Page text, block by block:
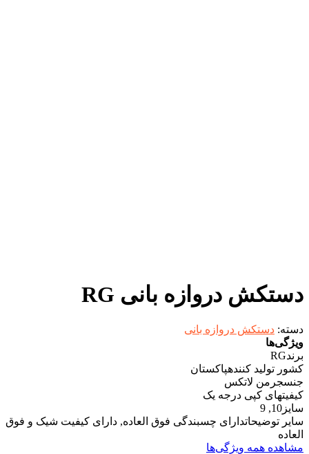
دستکش دروازه بانی RG
دسته: دستکش دروازه بانی
ویژگی‌ها
برندRG
کشور تولید کنندهپاکستان
جنسجرمن لاتکس
کیفیتهای کپی درجه یک
سایز 10, 9
سایر توضیحاتدارای چسبندگی فوق العاده, دارای کیفیت شیک و فوق
العاده
مشاهده همه ویژگی‌ها